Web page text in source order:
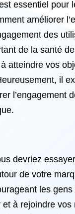
essentiel pour
améliorer
des
de la santé
atteindre vos
il
l’engagement
devriez
de votre
les gens
à rejoindre vos